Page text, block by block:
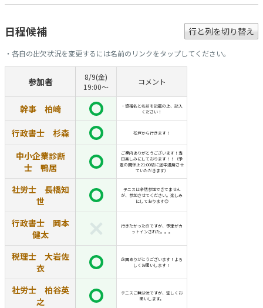
日程候補 行と列を切り替え
・各自の出欠状況を変更するには名前のリンクをタップしてください。
参加者
8/9(金)
19:00～
コメント
幹事 柏崎
・資格名と名前を記載の上、記入
ください！
行政書士 杉森 松戸から行きます！
中小企業診断
士 鴨居
ご案内ありがとうございます！当
日楽しみにしております！！（予
定の関係上21:00頃に途中退席させ
ていただきます）
社労士 長橋知
世
テニスは全然参加できてません
が、参加させてください。楽しみ
にしております😊
行政書士 岡本
健太
行きたかったのですが、予定がカ
ットインされた。。。
税理士 大岩佐
衣
企画ありがとうございます！よろ
しくお願いします！
社労士 柏谷英
之
テニスご無沙汰ですが、宜しくお
願いします。